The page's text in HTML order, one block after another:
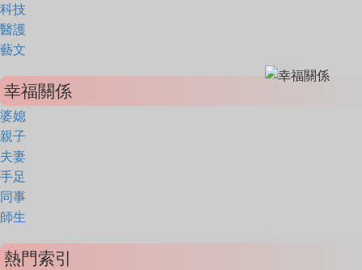
科技
醫護
藝文
幸福關係
婆媳
親子
夫妻
手足
同事
師生
熱門索引